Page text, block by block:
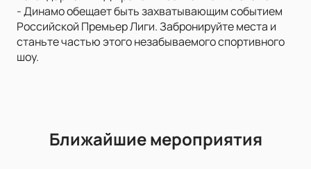
- Динамо обещает быть захватывающим событием
Российской Премьер Лиги. Забронируйте места и
станьте частью этого незабываемого спортивного
шоу.
Ближайшие мероприятия